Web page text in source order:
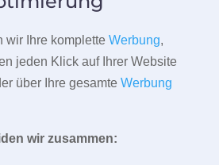
wir Ihre komplette Werbung,
jeden Klick auf Ihrer Website
über Ihre gesamte Werbung
wir zusammen: